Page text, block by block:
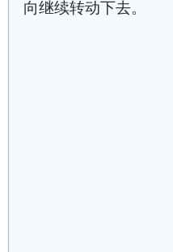
向继续转动下去。